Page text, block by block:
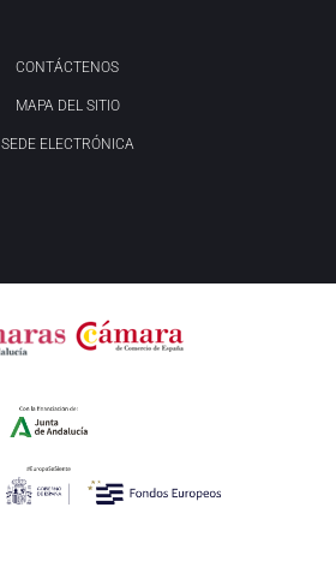
CONTÁCTENOS
MAPA DEL SITIO
SEDE ELECTRÓNICA